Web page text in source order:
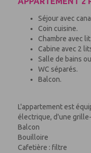
Séjour avec
Coin cuisine.
Chambre avec
Cabine avec 2
Salle de bains
WC séparés.
Balcon.
L'appartement est
électrique, d'une
Balcon
Bouilloire
Cafetière : filtre